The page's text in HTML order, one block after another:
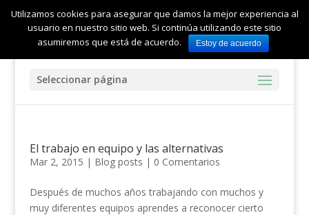
Seleccionar página
El trabajo en equipo y las alternativas
Mar 2, 2015 | Blog posts | 0 Comentarios
Después de muchos años trabajando con muchos y
muy diferentes equipos aprendes a reconocer cierto
Utilizamos cookies para asegurar que damos la mejor experiencia al
usuario en nuestro sitio web. Si continúa utilizando este sitio
asumiremos que está de acuerdo.
Estoy de acuerdo